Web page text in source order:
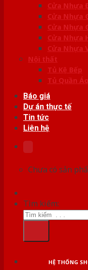
Cửa Nhựa
Cửa Nhựa
Cửa Nhựa
Cửa Nhựa
Cửa Nhựa
Nội thất
Tủ Kệ Bếp
Tủ Quần Áo
Báo giá
Dự án thực tế
Tin tức
Liên hệ
Chưa có sản
Tìm kiếm:
HỆ THỐNG